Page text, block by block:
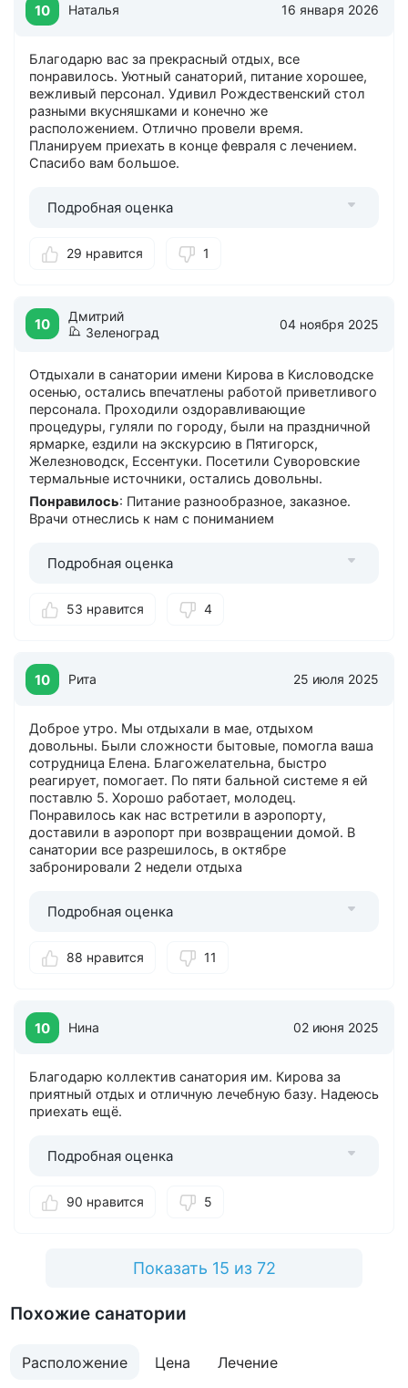
10 Наталья 16 января 2026
Благодарю вас за прекрасный отдых, все
понравилось. Уютный санаторий, питание хорошее,
вежливый персонал. Удивил Рождественский стол
разными вкусняшками и конечно же
расположением. Отлично провели время.
Планируем приехать в конце февраля с лечением.
Спасибо вам большое.
Подробная оценка
29 нравится 1
10
Дмитрий
Зеленоград
04 ноября 2025
Отдыхали в санатории имени Кирова в Кисловодске
осенью, остались впечатлены работой приветливого
персонала. Проходили оздоравливающие
процедуры, гуляли по городу, были на праздничной
ярмарке, ездили на экскурсию в Пятигорск,
Железноводск, Ессентуки. Посетили Суворовские
термальные источники, остались довольны.
Понравилось: Питание разнообразное, заказное.
Врачи отнеслись к нам с пониманием
Подробная оценка
53 нравится 4
10 Рита 25 июля 2025
Доброе утро. Мы отдыхали в мае, отдыхом
довольны. Были сложности бытовые, помогла ваша
сотрудница Елена. Благожелательна, быстро
реагирует, помогает. По пяти бальной системе я ей
поставлю 5. Хорошо работает, молодец.
Понравилось как нас встретили в аэропорту,
доставили в аэропорт при возвращении домой. В
санатории все разрешилось, в октябре
забронировали 2 недели отдыха
Подробная оценка
88 нравится 11
10 Нина 02 июня 2025
Благодарю коллектив санатория им. Кирова за
приятный отдых и отличную лечебную базу. Надеюсь
приехать ещё.
Подробная оценка
90 нравится 5
Показать 15 из 72
Похожие санатории
Расположение Цена Лечение